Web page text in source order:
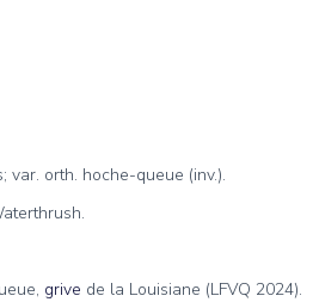
var. orth. hoche-queue (inv.).
grive de la Louisiane (LFVQ 2024).